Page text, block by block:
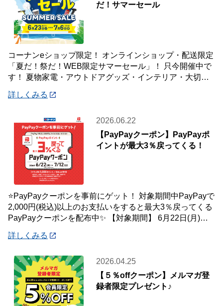
だ！サマーセール
コーナンeショップ限定！ オンラインショップ・配送限定
「夏だ！祭だ！WEB限定サマーセール」！ 只今開催中で
す！ 夏物家電・アウトドアグッズ・インテリア・大切な
詳しくみる
2026.06.22
【PayPayクーポン】PayPayポ
イントが最大3％戻ってくる！
⭐PayPayクーポンを事前にゲット！ 対象期間中PayPayで
2,000円(税込)以上のお支払いをすると最大3％戻ってくる
PayPayクーポンを配布中✨ 【対象期間】 6月22日(月)～7
詳しくみる
2026.04.25
【５％offクーポン】メルマガ登
録者限定プレゼント♪